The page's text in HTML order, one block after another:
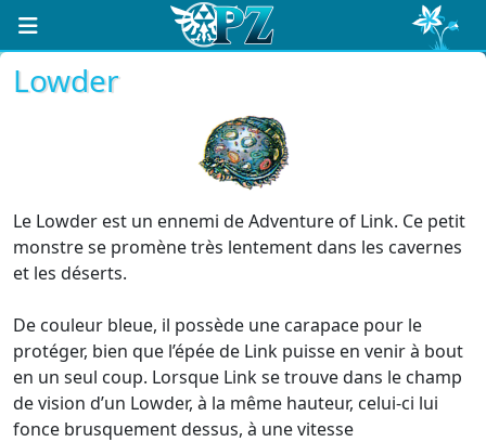
Lowder
Le Lowder est un ennemi de Adventure of Link. Ce petit
monstre se promène très lentement dans les cavernes
et les déserts.
De couleur bleue, il possède une carapace pour le
protéger, bien que l’épée de Link puisse en venir à bout
en un seul coup. Lorsque Link se trouve dans le champ
de vision d’un Lowder, à la même hauteur, celui-ci lui
fonce brusquement dessus, à une vitesse